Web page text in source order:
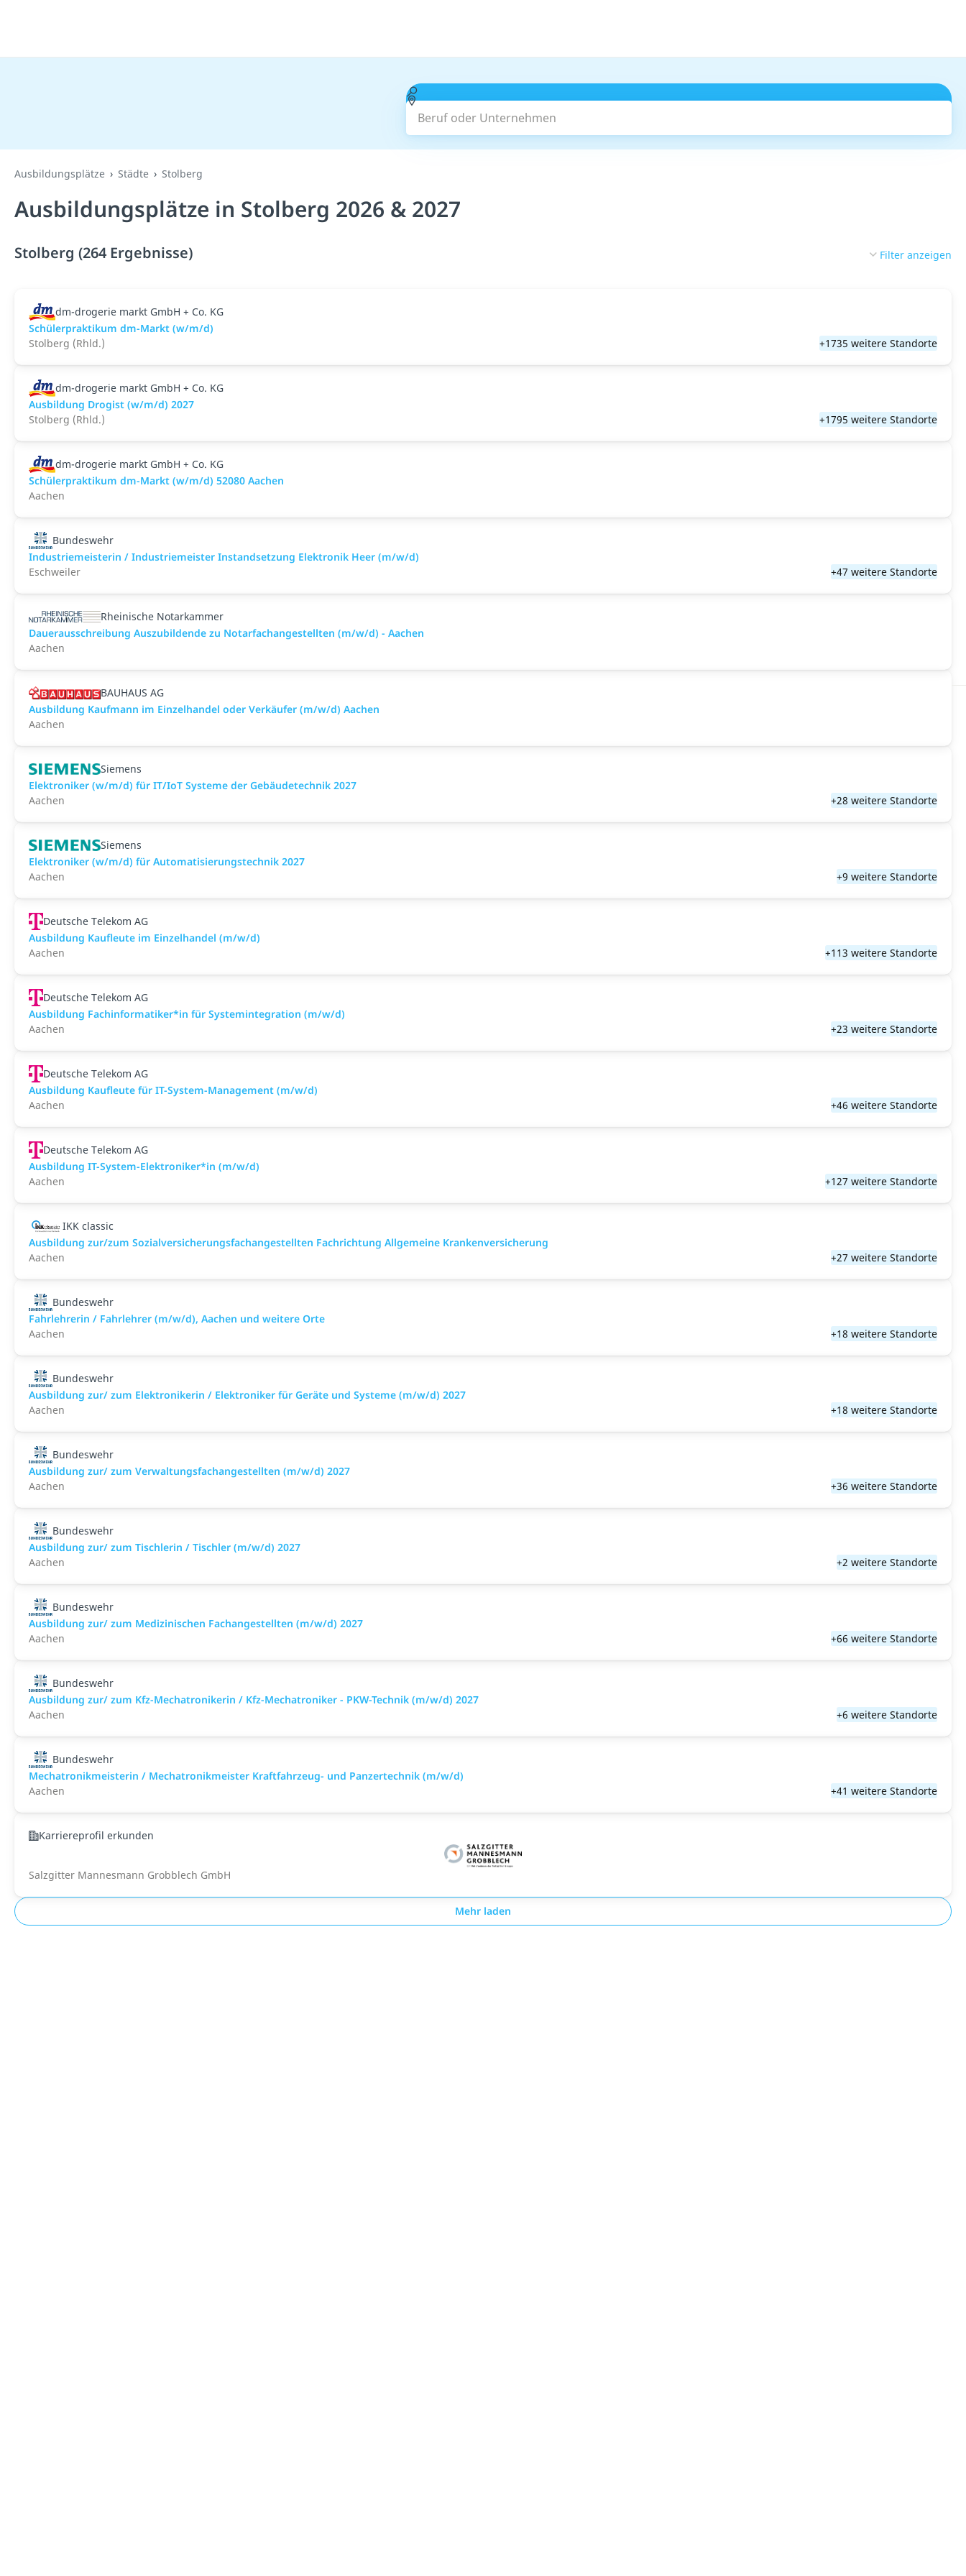
Beruf oder Unternehmen
Ausbildungsplätze Städte Stolberg
Ausbildungsplätze in Stolberg 2026 & 2027
Stolberg (264 Ergebnisse) Filter anzeigen
dm-drogerie markt GmbH + Co. KG
Schülerpraktikum dm-Markt (w/m/d)
Stolberg (Rhld.)
+1735 weitere Standorte
dm-drogerie markt GmbH + Co. KG
Ausbildung Drogist (w/m/d) 2027
Stolberg (Rhld.)
+1795 weitere Standorte
dm-drogerie markt GmbH + Co. KG
Schülerpraktikum dm-Markt (w/m/d) 52080 Aachen
Aachen
Bundeswehr
Industriemeisterin / Industriemeister Instandsetzung Elektronik Heer (m/w/d)
Eschweiler
+47 weitere Standorte
Rheinische Notarkammer
Dauerausschreibung Auszubildende zu Notarfachangestellten (m/w/d) - Aachen
Aachen
BAUHAUS AG
Ausbildung Kaufmann im Einzelhandel oder Verkäufer (m/w/d) Aachen
Aachen
Siemens
Elektroniker (w/m/d) für IT/IoT Systeme der Gebäudetechnik 2027
Aachen
+28 weitere Standorte
Siemens
Elektroniker (w/m/d) für Automatisierungstechnik 2027
Aachen
+9 weitere Standorte
Deutsche Telekom AG
Ausbildung Kaufleute im Einzelhandel (m/w/d)
Aachen
+113 weitere Standorte
Deutsche Telekom AG
Ausbildung Fachinformatiker*in für Systemintegration (m/w/d)
Aachen
+23 weitere Standorte
Deutsche Telekom AG
Ausbildung Kaufleute für IT-System-Management (m/w/d)
Aachen
+46 weitere Standorte
Deutsche Telekom AG
Ausbildung IT-System-Elektroniker*in (m/w/d)
Aachen
+127 weitere Standorte
IKK classic
Aus­bild­ung zur/zum Sozial­versicher­ungs­fach­angestellten­ Fach­richtung All­gemeine Kranken­versicher­ung
Aachen
+27 weitere Standorte
Bundeswehr
Fahrlehrerin / Fahrlehrer (m/w/d), Aachen und weitere Orte
Aachen
+18 weitere Standorte
Bundeswehr
Ausbildung zur/ zum Elektronikerin / Elektroniker für Geräte und Systeme (m/w/d) 2027
Aachen
+18 weitere Standorte
Bundeswehr
Ausbildung zur/ zum Verwaltungsfachangestellten (m/w/d) 2027
Aachen
+36 weitere Standorte
Bundeswehr
Ausbildung zur/ zum Tischlerin / Tischler (m/w/d) 2027
Aachen
+2 weitere Standorte
Bundeswehr
Ausbildung zur/ zum Medizinischen Fachangestellten (m/w/d) 2027
Aachen
+66 weitere Standorte
Bundeswehr
Ausbildung zur/ zum Kfz-Mechatronikerin / Kfz-Mechatroniker - PKW-Technik (m/w/d) 2027
Aachen
+6 weitere Standorte
Bundeswehr
Mechatronikmeisterin / Mechatronikmeister Kraftfahrzeug- und Panzertechnik (m/w/d)
Aachen
+41 weitere Standorte
Karriereprofil erkunden
Salzgitter Mannesmann Grobblech GmbH
Mehr laden